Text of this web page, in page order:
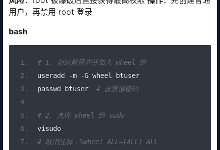
用户，再禁用 root 登录
bash
# 1. 创建新用户并加入 wheel 组
useradd
-m -G wheel btuser
passwd btuser # 设置强密码
# 2. 允许 wheel 组 sudo
visudo
# 取消注释：%wheel ALL=(ALL) ALL